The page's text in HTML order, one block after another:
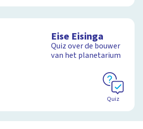
Eise Eisinga
Quiz over de bouwer
van het planetarium
Quiz